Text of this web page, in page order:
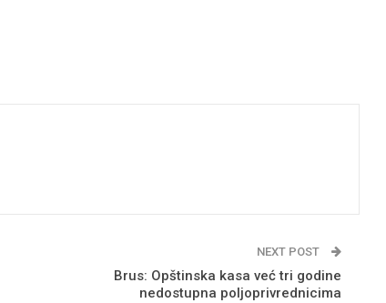
NEXT POST
Brus: Opštinska kasa već tri godine
nedostupna poljoprivrednicima